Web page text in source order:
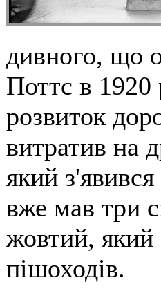
дивного, що
Поттс в 1920
розвиток
витратив на
який
вже мав три
жовтий, який
пішоходів.